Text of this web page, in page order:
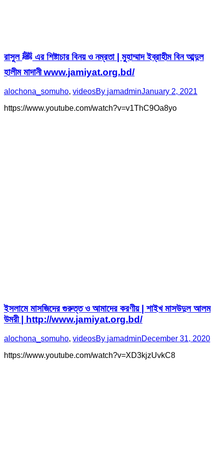
রাসুল ﷺ এর শিষ্টাচার বিনয় ও নম্রতা | মুহাম্মাদ ইব্রাহীম বিন আব্দুল
হালীম মাদানী www.jamiyat.org.bd/
alochona_somuho, videosBy jamadminJanuary 2, 2021
https://www.youtube.com/watch?v=v1ThC9Oa8yo
ইসলামে মাসজিদের গুরুত্ত ও আমাদের করণীয় | শাইখ মাসউদুল আলম
উমরী | http://www.jamiyat.org.bd/
alochona_somuho, videosBy jamadminDecember 31, 2020
https://www.youtube.com/watch?v=XD3kjzUvkC8